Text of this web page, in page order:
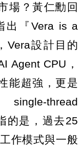
場？黃仁勳回
出『Vera is a
Vera設計目的
Agent CPU，
能超強，更是
thread
的是，過去25
作模式與一般